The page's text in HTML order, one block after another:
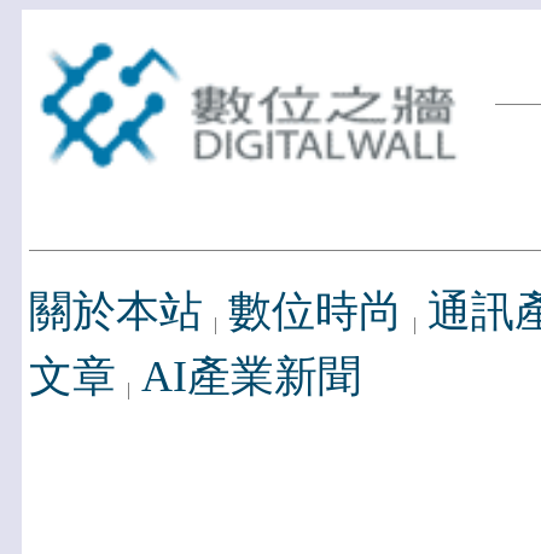
關於本站 數位時尚
通訊
文章 AI產業新聞